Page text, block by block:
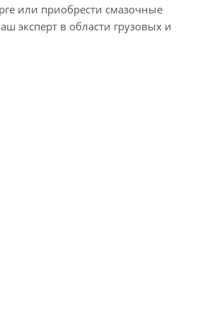
или приобрести смазочные
эксперт в области грузовых и